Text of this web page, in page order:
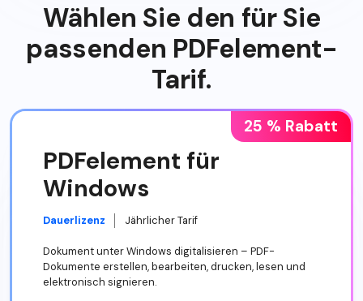
Wählen Sie den für Sie
passenden PDFelement-
Tarif.
25 % Rabatt
PDFelement für
Windows
Dauerlizenz Jährlicher Tarif
Dokument unter Windows digitalisieren – PDF-
Dokumente erstellen, bearbeiten, drucken, lesen und
elektronisch signieren.